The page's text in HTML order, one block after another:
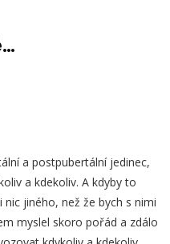
a postpubertální jedinec,
a kdekoliv. A kdyby to
jiného, než že bych s nimi
myslel skoro pořád a zdálo